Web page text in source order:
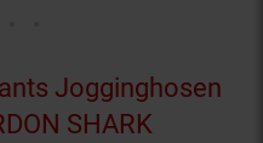
Jogginghosen
SHARK